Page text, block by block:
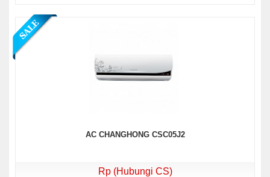
AC CHANGHONG CSC05J2
Rp (Hubungi CS)